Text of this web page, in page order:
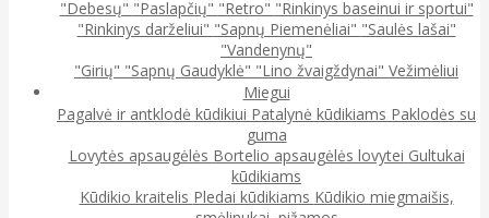
"Debesų" "Paslapčių" "Retro" "Rinkinys baseinui ir sportui"
"Rinkinys darželiui" "Sapnų Piemenėliai" "Saulės lašai"
"Vandenynų"
"Girių" "Sapnų Gaudyklė" "Lino žvaigždynai" Vežimėliui
Miegui
Pagalvė ir antklodė kūdikiui Patalynė kūdikiams Paklodės su
guma
Lovytės apsaugėlės Bortelio apsaugėlės lovytei Gultukai
kūdikiams
Kūdikio kraitelis Pledai kūdikiams Kūdikio miegmaišis,